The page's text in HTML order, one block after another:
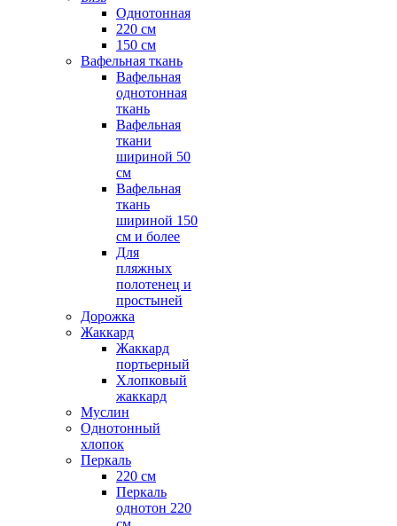
Однотонная
220 см
150 см
Вафельная ткань
Вафельная
однотонная
ткань
Вафельная
ткани
шириной 50
см
Вафельная
ткань
шириной 150
см и более
Для
пляжных
полотенец и
простыней
Дорожка
Жаккард
Жаккард
портьерный
Хлопковый
жаккард
Муслин
Однотонный
хлопок
Перкаль
220 см
Перкаль
однотон 220